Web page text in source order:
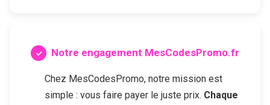
Notre engagement MesCodesPromo.fr
Chez MesCodesPromo, notre mission est
simple : vous faire payer le juste prix. Chaque